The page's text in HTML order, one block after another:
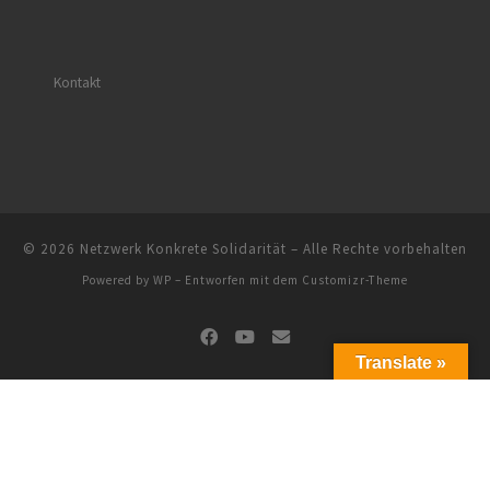
Kontakt
© 2026 Netzwerk Konkrete Solidarität – Alle Rechte vorbehalten
Powered by WP – Entworfen mit dem Customizr-Theme
Translate »